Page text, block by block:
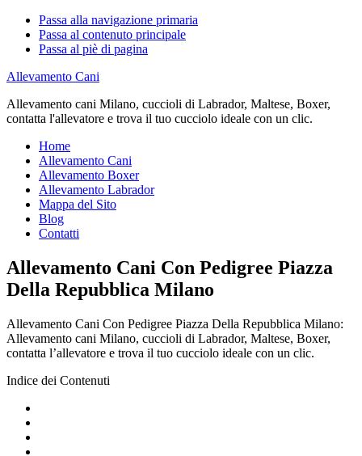
Passa alla navigazione primaria
Passa al contenuto principale
Passa al piè di pagina
Allevamento Cani
Allevamento cani Milano, cuccioli di Labrador, Maltese, Boxer,
contatta l'allevatore e trova il tuo cucciolo ideale con un clic.
Home
Allevamento Cani
Allevamento Boxer
Allevamento Labrador
Mappa del Sito
Blog
Contatti
Allevamento Cani Con Pedigree Piazza
Della Repubblica Milano
Allevamento Cani Con Pedigree Piazza Della Repubblica Milano:
Allevamento cani Milano, cuccioli di Labrador, Maltese, Boxer,
contatta l’allevatore e trova il tuo cucciolo ideale con un clic.
Indice dei Contenuti